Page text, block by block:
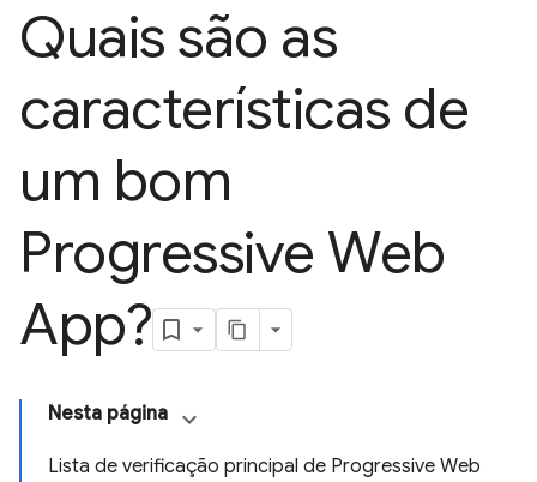
Quais são as
características de
um bom
Progressive Web
App?
Nesta página
Lista de verificação principal de Progressive Web